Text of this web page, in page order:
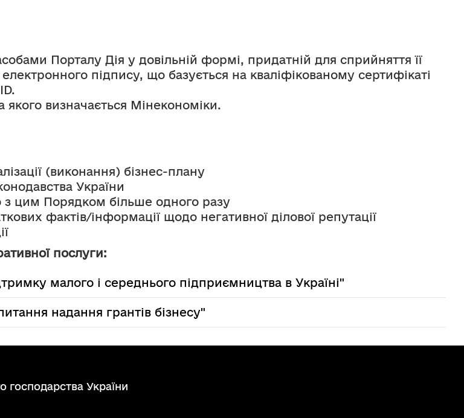
Порталу Дія у довільній формі, придатній для сприйняття її
підпису, що базується на кваліфікованому сертифікаті
визначається Мінекономіки.
(виконання) бізнес-плану
України
з цим Порядком більше одного разу
послуги:
малого і середнього підприємництва в Україні"
надання грантів бізнесу"
господарства України